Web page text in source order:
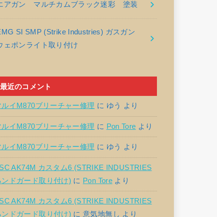
アガン マルチカムブラック迷彩 塗装
SI SMP (Strike Industries) ガスガン
ェポンライト取り付け
最近のコメント
ルイM870ブリーチャー修理 に ゆう より
ルイM870ブリーチャー修理 に Pon Tore より
ルイM870ブリーチャー修理 に ゆう より
AK74M カスタム6 (STRIKE INDUSTRIES
ンドガード取り付け) に Pon Tore より
AK74M カスタム6 (STRIKE INDUSTRIES
ンドガード取り付け) に意気地無し より